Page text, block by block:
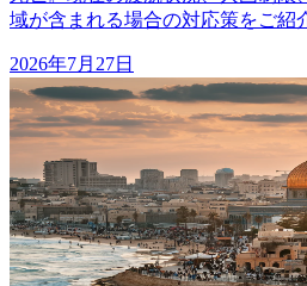
域が含まれる場合の対応策をご紹
2026年7月27日